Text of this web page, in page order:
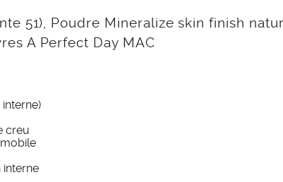
51), Poudre Mineralize skin finish
A Perfect Day MAC
creu
interne